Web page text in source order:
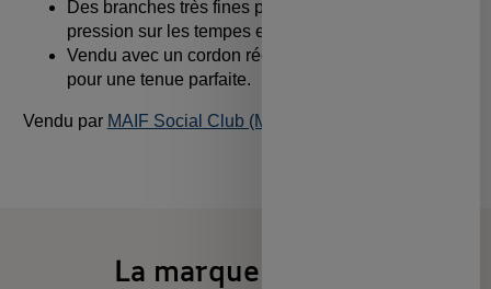
Des branches très fines pour ne pas créer de
pression sur les tempes et sur l'arête nasale.
Vendu avec un cordon réglable, doux et confortable
pour une tenue parfaite.
Vendu par MAIF Social Club (MAIF)
La marque Ki et LA